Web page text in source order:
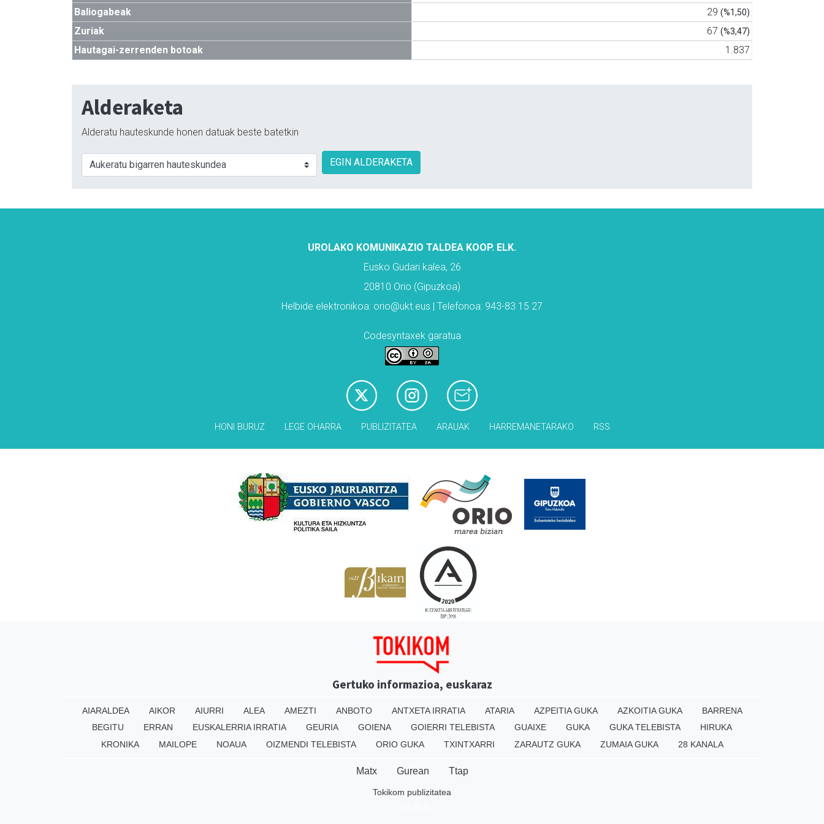
Baliogabeak
29 (%1,50)
Zuriak 67 (%3,47)
Hautagai-zerrenden botoak 1.837
Alderaketa
Alderatu hauteskunde honen datuak beste batetkin
EGIN ALDERAKETA
UROLAKO KOMUNIKAZIO TALDEA KOOP. ELK.
Eusko Gudari kalea, 26
20810 Orio (Gipuzkoa)
Helbide elektronikoa: orio@ukt.eus | Telefonoa: 943-83 15 27
Codesyntaxek garatua
HONI BURUZ LEGE OHARRA PUBLIZITATEA ARAUAK HARREMANETARAKO RSS
Gertuko informazioa, euskaraz
AIARALDEA AIKOR AIURRI ALEA AMEZTI ANBOTO ANTXETA IRRATIA ATARIA AZPEITIA GUKA AZKOITIA GUKA
BARRENA
BEGITU
ERRAN EUSKALERRIA IRRATIA GEURIA GOIENA GOIERRI TELEBISTA GUAIXE GUKA GUKA TELEBISTA
HIRUKA
KRONIKA
MAILOPE NOAUA OIZMENDI TELEBISTA ORIO GUKA TXINTXARRI ZARAUTZ GUKA ZUMAIA GUKA 28 KANALA
Matx Gurean Ttap
Tokikom publizitatea